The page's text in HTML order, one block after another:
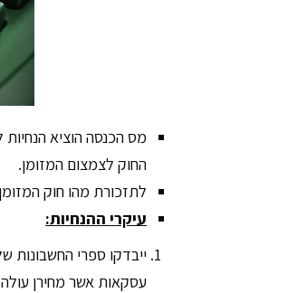
מס הכנסה הוציא
החוק לצמצום המזומן.
לתזכורת מהו חוק המזומן
עיקרי ההנחיות:
ייבדקו ספרי
עסקאות אשר מחירן עולה על